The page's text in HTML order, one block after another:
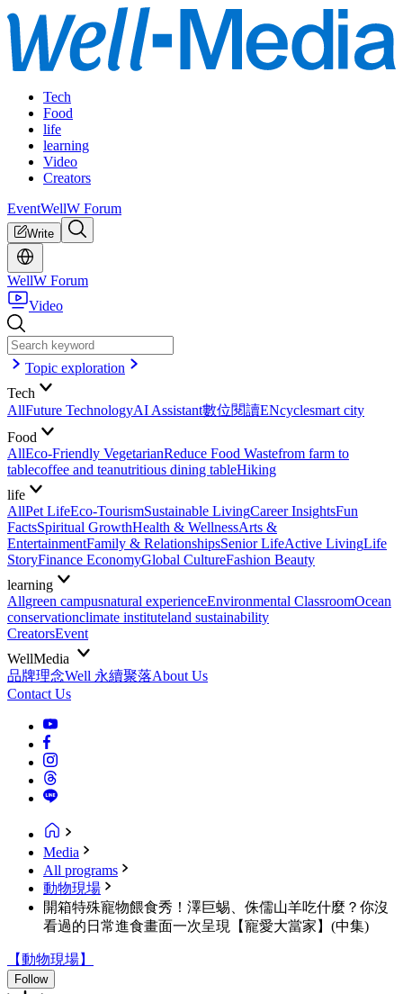
Tech
Food
life
learning
Video
Creators
EventWellW Forum
Write
WellW Forum
Video
Topic exploration
Tech
AllFuture TechnologyAI Assistant數位閱讀ENcyclesmart city
Food
AllEco-Friendly VegetarianReduce Food Wastefrom farm to
tablecoffee and teanutritious dining tableHiking
life
AllPet LifeEco-TourismSustainable LivingCareer InsightsFun
FactsSpiritual GrowthHealth & WellnessArts &
EntertainmentFamily & RelationshipsSenior LifeActive LivingLife
StoryFinance EconomyGlobal CultureFashion Beauty
learning
Allgreen campusnatural experienceEnvironmental ClassroomOcean
conservationclimate instituteland sustainability
CreatorsEvent
WellMedia
品牌理念Well 永續聚落About Us
Contact Us
Media
All programs
動物現場
開箱特殊寵物餵食秀！澤巨蜴、侏儒山羊吃什麼？你沒
看過的日常進食畫面一次呈現【寵愛大當家】(中集)
【動物現場】
Follow